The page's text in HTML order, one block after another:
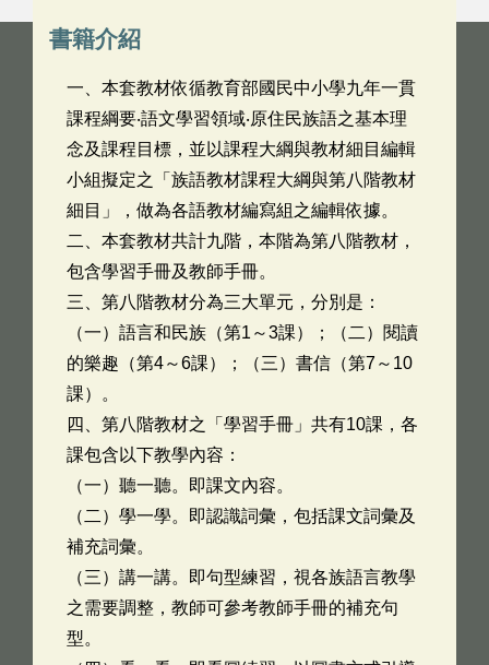
書籍介紹
一、本套教材依循教育部國民中小學九年一貫
課程綱要‧語文學習領域‧原住民族語之基本理
念及課程目標，並以課程大綱與教材細目編輯
小組擬定之「族語教材課程大綱與第八階教材
細目」，做為各語教材編寫組之編輯依據。
二、本套教材共計九階，本階為第八階教材，
包含學習手冊及教師手冊。
三、第八階教材分為三大單元，分別是：
（一）語言和民族（第1～3課）；（二）閱讀
的樂趣（第4～6課）；（三）書信（第7～10
課）。
四、第八階教材之「學習手冊」共有10課，各
課包含以下教學內容：
（一）聽一聽。即課文內容。
（二）學一學。即認識詞彙，包括課文詞彙及
補充詞彙。
（三）講一講。即句型練習，視各族語言教學
之需要調整，教師可參考教師手冊的補充句
型。